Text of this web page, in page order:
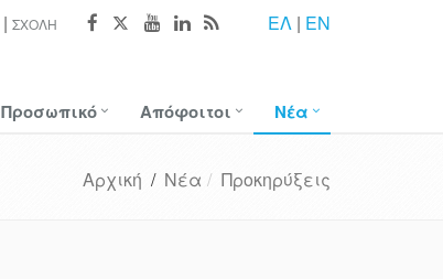
ΕΛ | EN
ΣΧΟΛΉ
Προσωπικό Απόφοιτοι Νέα
Αρχική / Νέα Προκηρύξεις